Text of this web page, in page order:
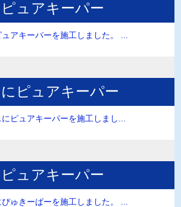
ュアキーパー
アキーパーを施工しました。 ...
ピュアキーパー
ピュアキーパーを施工しまし...
ュアキーパー
ゅきーぱーを施工しました。 ...